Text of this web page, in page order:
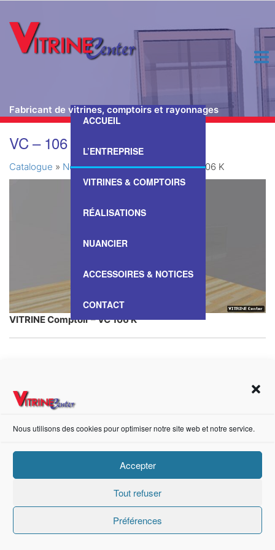
Nous utilisons des cookies pour optimiser notre site web et notre service.
Accepter
Tout refuser
Préférences
Fabricant de vitrines, comptoirs et rayonnages
ACCUEIL
L’ENTREPRISE
VITRINES & COMPTOIRS
RÉALISATIONS
NUANCIER
ACCESSOIRES & NOTICES
CONTACT
VC – 106 K
Catalogue » Nos Vitrines & Comptoirs»VC – 106 K
VITRINE Comptoir – VC 106 K
https://fr-fr.facebook.com/pages/category/Metal-Supplier/Vitrine-Center-1847745018840053/